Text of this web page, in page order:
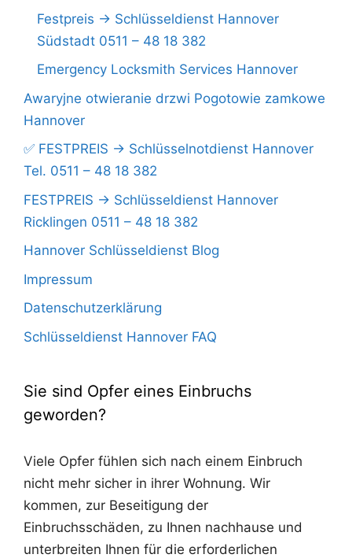
Festpreis -> Schlüsseldienst Hannover
Südstadt 0511 – 48 18 382
Emergency Locksmith Services Hannover
Awaryjne otwieranie drzwi Pogotowie zamkowe
Hannover
✅ FESTPREIS -> Schlüsselnotdienst Hannover
Tel. 0511 – 48 18 382
FESTPREIS -> Schlüsseldienst Hannover
Ricklingen 0511 – 48 18 382
Hannover Schlüsseldienst Blog
Impressum
Datenschutzerklärung
Schlüsseldienst Hannover FAQ
Sie sind Opfer eines Einbruchs
geworden?
Viele Opfer fühlen sich nach einem Einbruch
nicht mehr sicher in ihrer Wohnung. Wir
kommen, zur Beseitigung der
Einbruchsschäden, zu Ihnen nachhause und
unterbreiten Ihnen für die erforderlichen